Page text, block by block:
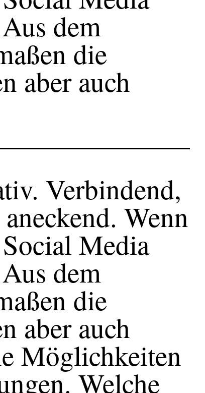
dem
die
aber auch
Verbindend,
Wenn
Media
dem
die
aber auch
Möglichkeiten
Welche